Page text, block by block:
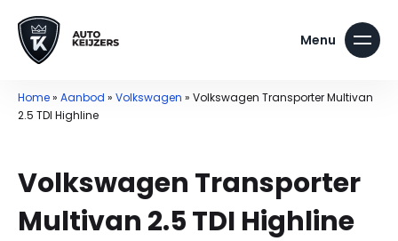
Home» Aanbod » Volkswagen » Volkswagen Transporter Multivan
2.5 TDI Highline
Volkswagen Transporter
Multivan 2.5 TDI Highline